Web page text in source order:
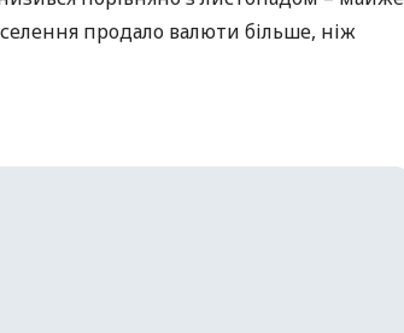
продало валюти більше, ніж